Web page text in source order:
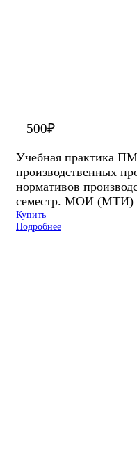
500₽
Учебная практика
производственных
нормативов
семестр. МОИ (МТИ)
Купить
Подробнее